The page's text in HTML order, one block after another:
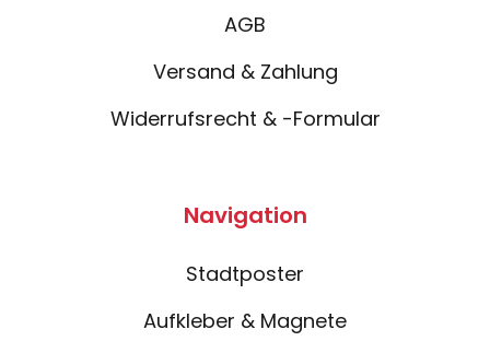
AGB
Versand & Zahlung
Widerrufsrecht & -Formular
Navigation
Stadtposter
Aufkleber & Magnete